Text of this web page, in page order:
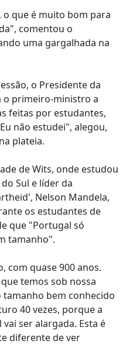
o que é muito bom para
comentou o
uma gargalhada na
o Presidente da
o primeiro-ministro a
feitas por estudantes,
não estudei", alegou,
plateia.
de Wits, onde estudou
Sul e líder da
Nelson Mandela,
os estudantes de
que "Portugal só
tamanho".
com quase 900 anos.
temos sob nossa
tamanho bem conhecido
40 vezes, porque a
ser alargada. Esta é
diferente de ver